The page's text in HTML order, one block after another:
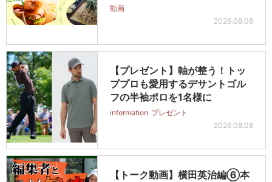
動画
2026.08.08
【プレゼント】軸が整う！トッ
ププロも愛用するデサントゴル
フの半袖ポロを1名様に
information プレゼント
2026.08.08
【トーク動画】横田英治編⑥本